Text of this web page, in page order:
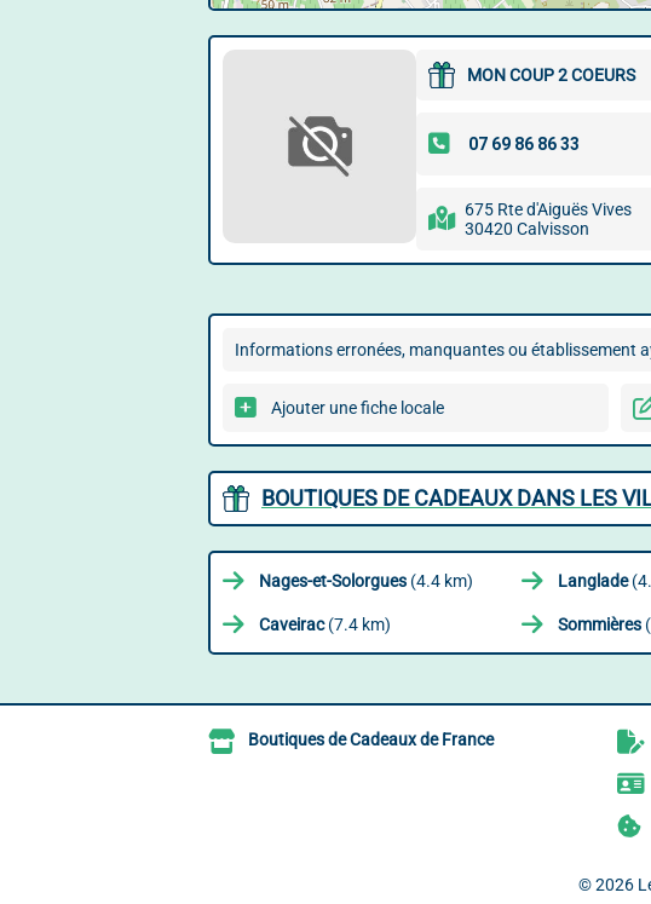
MON COUP 2 COEURS
675 Rte d'Aiguës Vives
30420 Calvisson
Informations erronées, manquantes ou établissement
Ajouter une fiche locale
BOUTIQUES DE CADEAUX DANS LES
Nages-et-Solorgues (4.4 km) Langlade
Caveirac(7.4 km) Sommières
Boutiques de Cadeaux de France
© 2026